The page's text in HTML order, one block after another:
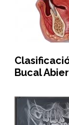
Bucal